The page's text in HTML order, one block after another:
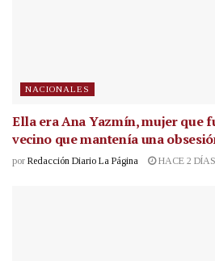
NACIONALES
Ella era Ana Yazmín, mujer que
vecino que mantenía una
por Redacción Diario La Página HACE 2 DÍAS